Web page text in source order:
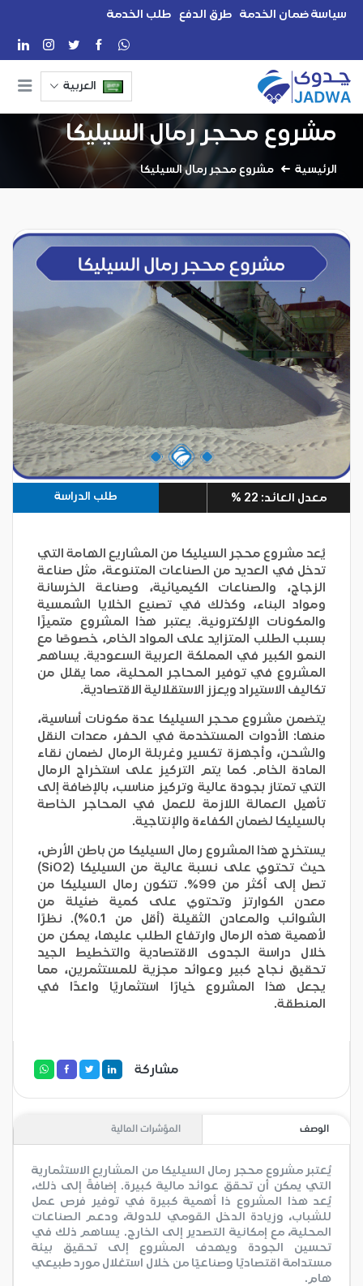
سياسة ضمان الخدمة طرق الدفع طلب الخدمة
العربية
مشروع محجر رمال السيليكا
الرئيسية مشروع محجر رمال السيليكا
معدل العائد: 22 % طلب الدراسة
يُعد مشروع محجر السيليكا من المشاريع الهامة التي
تدخل في العديد من الصناعات المتنوعة، مثل صناعة
الزجاج، والصناعات الكيميائية، وصناعة الخرسانة
ومواد البناء، وكذلك في تصنيع الخلايا الشمسية
والمكونات الإلكترونية. يعتبر هذا المشروع متميزًا
بسبب الطلب المتزايد على المواد الخام، خصوصًا مع
النمو الكبير في المملكة العربية السعودية. يساهم
المشروع في توفير المحاجر المحلية، مما يقلل من
تكاليف الاستيراد ويعزز الاستقلالية الاقتصادية.
يتضمن مشروع محجر السيليكا عدة مكونات أساسية،
منها: الأدوات المستخدمة في الحفر، معدات النقل
والشحن، وأجهزة تكسير وغربلة الرمال لضمان نقاء
المادة الخام. كما يتم التركيز على استخراج الرمال
التي تمتاز بجودة عالية وتركيز مناسب، بالإضافة إلى
تأهيل العمالة اللازمة للعمل في المحاجر الخاصة
بالسيليكا لضمان الكفاءة والإنتاجية.
يستخرج هذا المشروع رمال السيليكا من باطن الأرض،
حيث تحتوي على نسبة عالية من السيليكا (SiO2)
تصل إلى أكثر من 99%. تتكون رمال السيليكا من
معدن الكوارتز وتحتوي على كمية ضئيلة من
الشوائب والمعادن الثقيلة (أقل من 0.1%). نظرًا
لأهمية هذه الرمال وارتفاع الطلب عليها، يمكن من
خلال دراسة الجدوى الاقتصادية والتخطيط الجيد
تحقيق نجاح كبير وعوائد مجزية للمستثمرين، مما
يجعل هذا المشروع خيارًا استثماريًا واعدًا في
المنطقة.
مشاركة
الوصف المؤشرات المالية
يُعتبر مشروع محجر رمال السيليكا من المشاريع الاستثمارية
التي يمكن أن تحقق عوائد مالية كبيرة. إضافةً إلى ذلك،
يُعد هذا المشروع ذا أهمية كبيرة في توفير فرص عمل
للشباب، وزيادة الدخل القومي للدولة، ودعم الصناعات
المحلية، مع إمكانية التصدير إلى الخارج. يساهم ذلك في
تحسين الجودة ويهدف المشروع إلى تحقيق بيئة
مستدامة اقتصاديًا وصناعيًا من خلال استغلال مورد طبيعي
هام.